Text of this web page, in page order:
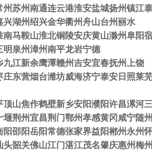
苏州南通连云港淮安盐城扬州镇江
湖州绍兴金华衢州舟山台州丽水
马鞍山淮北铜陵安庆黄山滁州阜阳
泉州漳州南平龙岩宁德
江新余鹰潭赣州吉安宜春抚州上饶
东营烟台潍坊威海济宁泰安日照莱
山焦作鹤壁新乡安阳濮阳许昌漯河
荆州宜昌荆门鄂州孝感黄冈咸宁随
邵阳岳阳常德张家界益阳郴州永州
韶关佛山江门湛江茂名肇庆惠州梅